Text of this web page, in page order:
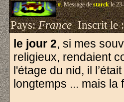
#.Message destarckle
Pays:FranceInscrit le
le jour 2, si mes
religieux, rendaient
l'étage du nid, il
longtemps ... mais la